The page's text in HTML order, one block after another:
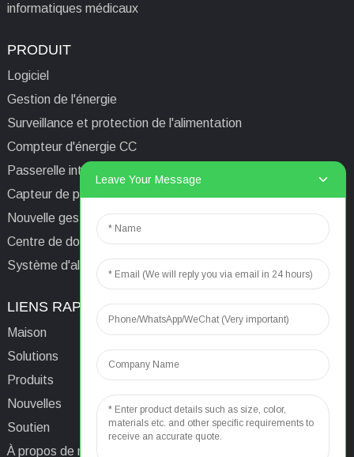
informatiques médicaux
PRODUIT
Logiciel
Gestion de l'énergie
Surveillance et protection de l'alimentation
Compteur d'énergie CC
Passerelle intelligente
Capteur de puissance
Nouvelle gestion de l'énergie
Centre de données/Tour/Station de base
Système d'alimentation isolé informatique médical
LIENS RAPIDES
Maison
Solutions
Produits
Nouvelles
Soutien
À propos de nous
CONTACTEZ-NOUS
E-mail:aaron@acrel.cn
Tél.
Adresse : No. 253 Yulv
Road, Jiading Area,
Shanghai, Chine, 201801
Leave Your Message